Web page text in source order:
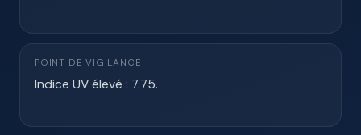
POINT DE VIGILANCE
Indice UV élevé : 7.75.